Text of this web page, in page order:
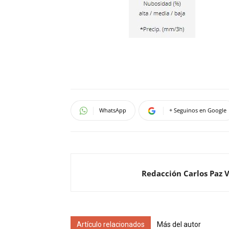
WhatsApp + Seguinos en Google
Redacción Carlos Paz
Artículo relacionados Más del autor